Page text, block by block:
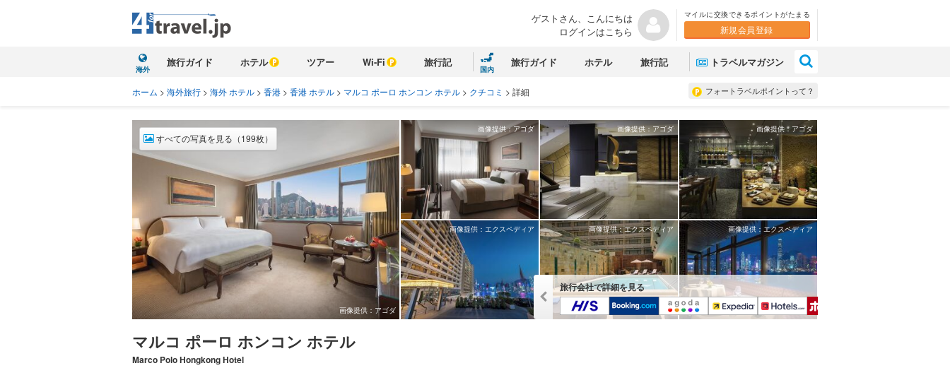
ゲストさん、こんにちは
ログインはこちら
マイルに交換できるポイントがたまる
新規会員登録
海外
旅行ガイド ホテル ツアー Wi-Fi 旅行記
国内
旅行ガイド ホテル 旅行記 トラベルマガジン
フォートラベルポイントって？
ホーム > 海外旅行 > 海外 ホテル > 香港 > 香港 ホテル > マルコ ポーロ ホンコン ホテル > クチコミ > 詳細
画像提供：アゴダ
すべての写真を見る（199枚）
画像提供：アゴダ 画像提供：アゴダ 画像提供：アゴダ
画像提供：エクスペディア 画像提供：エクスペディア 画像提供：エクスペディア
旅行会社で詳細を見る
マルコ ポーロ ホンコン ホテル
Marco Polo Hongkong Hotel